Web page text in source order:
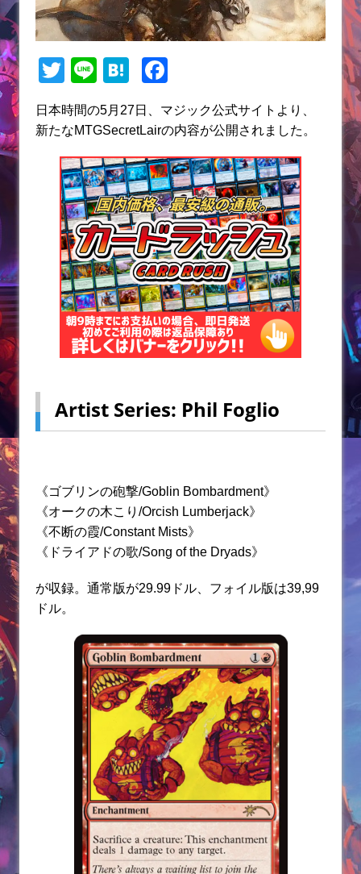
T
w
itt
Li
n
e
H
at
e
a
c
b
o
o
k
日本時間の5月27日、マジック公式サイトより、
新たなMTGSecretLairの内容が公開されました。
Artist Series: Phil Foglio
《ゴブリンの砲撃/Goblin Bombardment》
《オークの木こり/Orcish Lumberjack》
《不断の霞/Constant Mists》
《ドライアドの歌/Song of the Dryads》
が収録。通常版が29.99ドル、フォイル版は39,99
ドル。